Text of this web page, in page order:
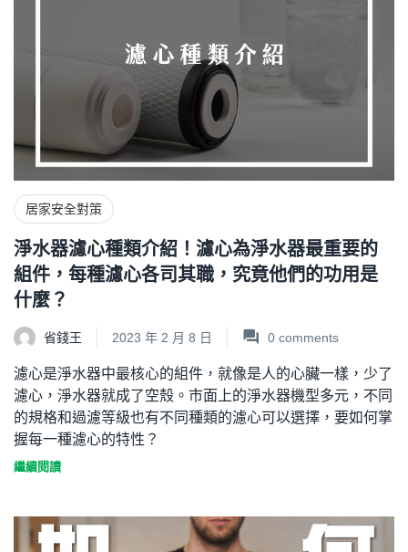
居家安全對策
淨水器濾心種類介紹！濾心為淨水器最重要的
組件，每種濾心各司其職，究竟他們的功用是
什麼？
省錢王 2023 年 2 月 8 日 0 comments
濾心是淨水器中最核心的組件，就像是人的心臟一樣，少了
濾心，淨水器就成了空殼。市面上的淨水器機型多元，不同
的規格和過濾等級也有不同種類的濾心可以選擇，要如何掌
握每一種濾心的特性？
繼續閱讀